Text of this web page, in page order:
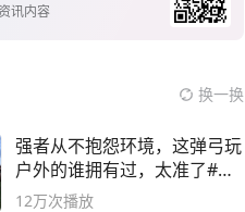
讯内容
换一换
强者从不抱怨环境，这弹弓玩
户外的谁拥有过，太准了#弹
弓#户外
12万次播放